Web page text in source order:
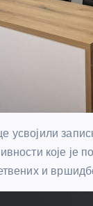
усвојили
које
и